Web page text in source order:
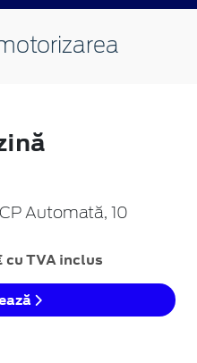
Automată, 10
cu TVA inclus